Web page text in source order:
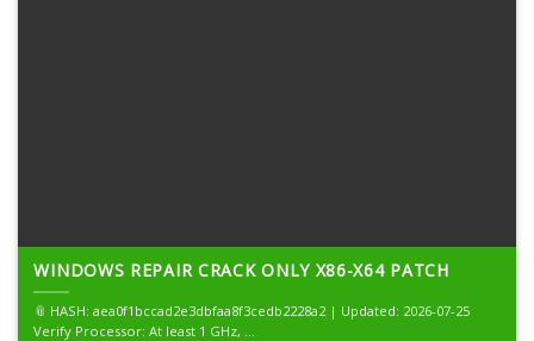
WINDOWS REPAIR CRACK ONLY X86-X64 PATCH
📎 HASH: aea0f1bccad2e3dbfaa8f3cedb2228a2 | Updated: 2026-07-25
Verify Processor: At least 1 GHz, ...